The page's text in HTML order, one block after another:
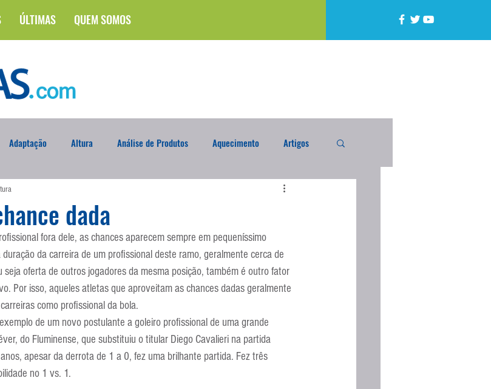
ÚLTIMAS QUEM SOMOS
Adaptação Altura Análise de Produtos Aquecimento Artigos
Compra Exterior
Defesa da Semana Deslocamento DVD Encaixada
Escola Americana Escola Argentina Escola Espanhola
dada
fora dele, as chances aparecem sempre em pequeníssimo
da carreira de um profissional deste ramo, geralmente cerca de
seja oferta de outros jogadores da mesma posição, também é outro fator
Por isso, aqueles atletas que aproveitam as chances dadas geralmente
como profissional da bola.
de um novo postulante a goleiro profissional de uma grande
do Fluminense, que substituiu o titular Diego Cavalieri na partida
apesar da derrota de 1 a 0, fez uma brilhante partida. Fez três
no 1 vs. 1.